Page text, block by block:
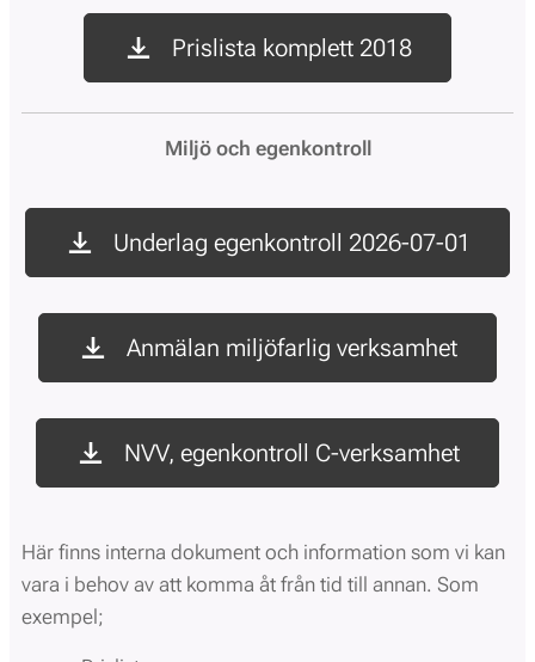
Prislista komplett 2018
Miljö och egenkontroll
Underlag egenkontroll 2026-07-01
Anmälan miljöfarlig verksamhet
NVV, egenkontroll C-verksamhet
Här finns interna dokument och information som vi kan
vara i behov av att komma åt från tid till annan. Som
exempel;